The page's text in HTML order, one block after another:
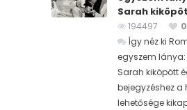
Sarah
194497
0
Így néz ki
egyszem lánya:
Sarah kiköpött
bejegyzéshez a
lehetősége